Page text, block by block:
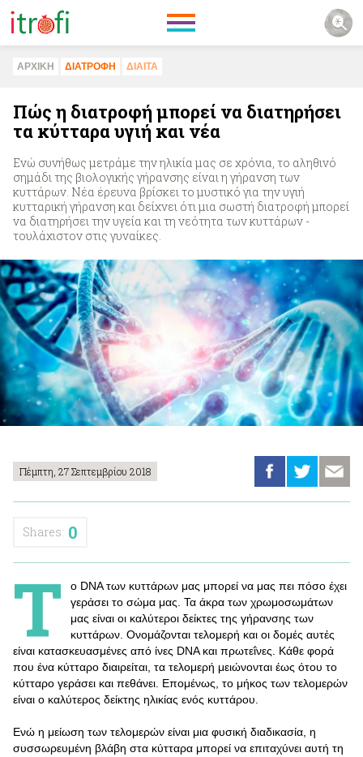
ΑΡΧΙΚΗ ΔΙΑΤΡΟΦΗ ΔΙΑΙΤΑ
Πώς η διατροφή μπορεί να διατηρήσει
τα κύτταρα υγιή και νέα
Ενώ συνήθως μετράμε την ηλικία μας σε χρόνια, το αληθινό
σημάδι της βιολογικής γήρανσης είναι η γήρανση των
κυττάρων. Νέα έρευνα βρίσκει το μυστικό για την υγιή
κυτταρική γήρανση και δείχνει ότι μια σωστή διατροφή μπορεί
να διατηρήσει την υγεία και τη νεότητα των κυττάρων -
τουλάχιστον στις γυναίκες.
Πέμπτη, 27 Σεπτεμβρίου 2018
Shares: 0
Τ
ο DNA των κυττάρων μας μπορεί να μας πει πόσο έχει
γεράσει το σώμα μας. Τα άκρα των χρωμοσωμάτων
μας είναι οι καλύτεροι δείκτες της γήρανσης των
κυττάρων. Ονομάζονται τελομερή και οι δομές αυτές
είναι κατασκευασμένες από ίνες DNA και πρωτεΐνες. Κάθε φορά
που ένα κύτταρο διαιρείται, τα τελομερή μειώνονται έως ότου το
κύτταρο γεράσει και πεθάνει. Επομένως, το μήκος των τελομερών
είναι ο καλύτερος δείκτης ηλικίας ενός κυττάρου.
Ενώ η μείωση των τελομερών είναι μια φυσική διαδικασία, η
συσσωρευμένη βλάβη στα κύτταρα μπορεί να επιταχύνει αυτή τη